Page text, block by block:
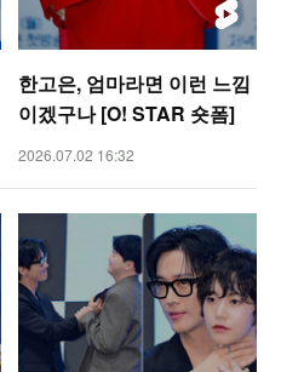
한고은, 엄마라면 이런 느낌
이겠구나 [O! STAR 숏폼]
2026.07.02 16:32